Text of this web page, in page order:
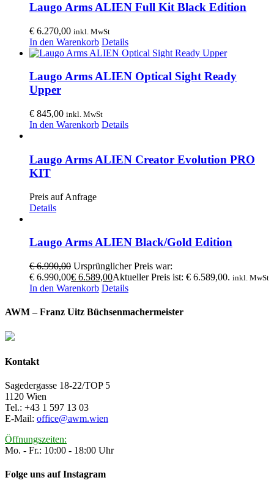
Laugo Arms ALIEN Full Kit Black Edition
€ 6.270,00 inkl. MwSt
In den Warenkorb Details
Laugo Arms ALIEN Optical Sight Ready
Upper
€ 845,00 inkl. MwSt
In den Warenkorb Details
Laugo Arms ALIEN Creator Evolution PRO
KIT
Preis auf Anfrage
Details
Laugo Arms ALIEN Black/Gold Edition
€6.990,00 Ursprünglicher Preis war:
€ 6.990,00€ 6.589,00Aktueller Preis ist: € 6.589,00. inkl. MwSt
In den Warenkorb Details
AWM – Franz Uitz Büchsenmachermeister
Kontakt
Sagedergasse 18-22/TOP 5
1120 Wien
Tel.: +43 1 597 13 03
E-Mail: office@awm.wien
Öffnungszeiten:
Mo. - Fr.: 10:00 - 18:00 Uhr
Folge uns auf Instagram